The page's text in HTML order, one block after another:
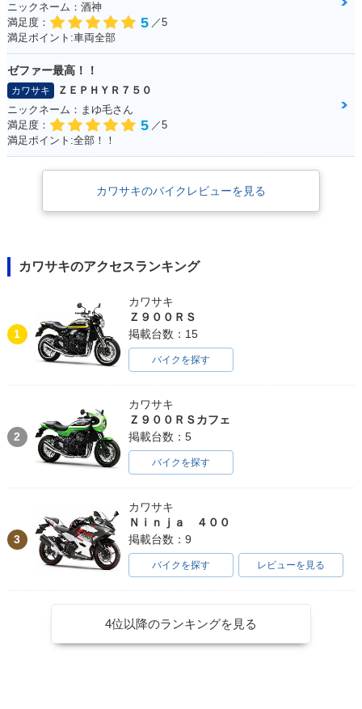
ニックネーム：酒神
満足度：
5 ／5
満足ポイント:車両全部
ゼファー最高！！
カワサキ
ＺＥＰＨＹＲ７５０
ニックネーム：まゆ毛さん
満足度：
5 ／5
満足ポイント:全部！！
カワサキのバイクレビューを見る
カワサキのアクセスランキング
1
カワサキ
Ｚ９００ＲＳ
掲載台数：15
バイクを探す
2
カワサキ
Ｚ９００ＲＳカフェ
掲載台数：5
バイクを探す
3
カワサキ
Ｎｉｎｊａ ４００
掲載台数：9
バイクを探す レビューを見る
4位以降のランキングを見る